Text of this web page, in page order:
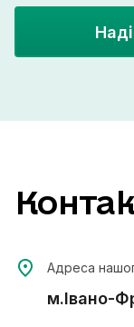
Адреса
м.Івано-